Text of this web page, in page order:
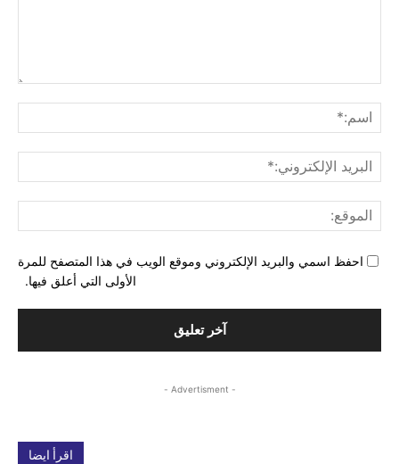
احفظ اسمي والبريد الإلكتروني وموقع الويب في هذا المتصفح للمرة
الأولى التي أعلق فيها.
- Advertisment -
اقرأ ايضا